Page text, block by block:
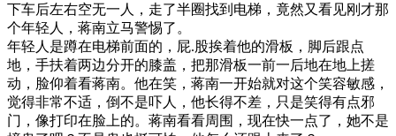
下车后左右空无一人，走了半圈找到电梯，竟然又看见刚才那
个年轻人，蒋南立马警惕了。
年轻人是蹲在电梯前面的，屁.股挨着他的滑板，脚后跟点
地，手扶着两边分开的膝盖，把那滑板一前一后地在地上搓
动，脸仰着看蒋南。他在笑，蒋南一开始就对这个笑容敏感，
觉得非常不适，倒不是吓人，他长得不差，只是笑得有点邪
门，像打印在脸上的。蒋南看看周围，现在快一点了，她不是